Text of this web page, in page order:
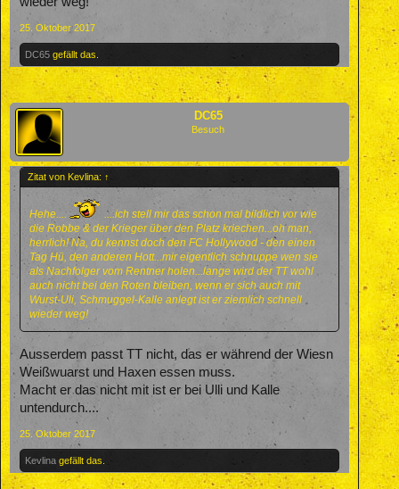
25. Oktober 2017
DC65 gefällt das.
DC65
Besuch
Zitat von Kevlina: ↑
Hehe....
....ich stell mir das schon mal bildlich vor wie
die Robbe & der Krieger über den Platz kriechen...oh man,
herrlich! Na, du kennst doch den FC Hollywood - den einen
Tag Hü, den anderen Hott...mir eigentlich schnuppe wen sie
als Nachfolger vom Rentner holen...lange wird der TT wohl
auch nicht bei den Roten bleiben, wenn er sich auch mit
Wurst-Uli, Schmuggel-Kalle anlegt ist er ziemlich schnell
wieder weg!
Ausserdem passt TT nicht, das er während der Wiesn
Weißwuarst und Haxen essen muss.
Macht er das nicht mit ist er bei Ulli und Kalle
untendurch....
25. Oktober 2017
Kevlina gefällt das.